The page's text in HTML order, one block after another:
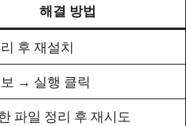
해결 방법
후 재설치
→ 실행 클릭
파일 정리 후 재시도